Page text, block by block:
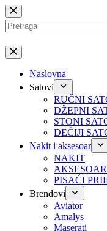
Preskoči
na
No
results
Naslovna
Satovi
RUČNI
DŽEPNI
STONI
DEČIJI
Nakit i aksesoar
NAKIT
AKSESOAR
PISAĆI
Brendovi
Aviator
Amalys
Maserati